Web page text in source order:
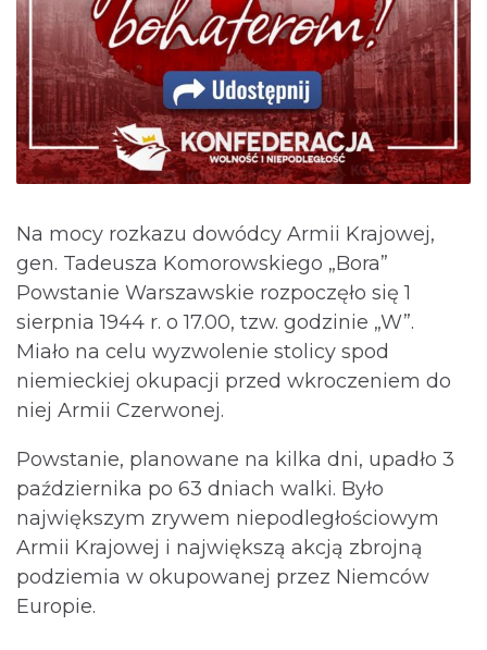
Na mocy rozkazu dowódcy Armii Krajowej,
gen. Tadeusza Komorowskiego „Bora”
Powstanie Warszawskie rozpoczęło się 1
sierpnia 1944 r. o 17.00, tzw. godzinie „W”.
Miało na celu wyzwolenie stolicy spod
niemieckiej okupacji przed wkroczeniem do
niej Armii Czerwonej.
Powstanie, planowane na kilka dni, upadło 3
października po 63 dniach walki. Było
największym zrywem niepodległościowym
Armii Krajowej i największą akcją zbrojną
podziemia w okupowanej przez Niemców
Europie.